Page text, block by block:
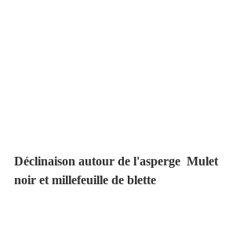
Déclinaison autour de l'asperge  Mulet
noir et millefeuille de blette